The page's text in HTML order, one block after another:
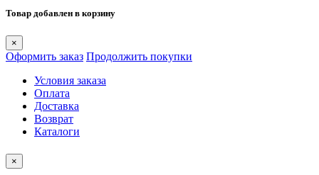
Товар добавлен в корзину
×
Оформить заказ Продолжить покупки
Условия заказа
Оплата
Доставка
Возврат
Каталоги
×